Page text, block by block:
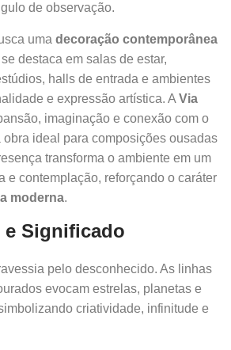
de observação.
uma decoração contemporânea
destaca em salas de estar,
halls de entrada e ambientes
e expressão artística. A Via
imaginação e conexão com o
obra ideal para composições ousadas
transforma o ambiente em um
e contemplação, reforçando o caráter
moderna.
e Significado
pelo desconhecido. As linhas
evocam estrelas, planetas e
criatividade, infinitude e